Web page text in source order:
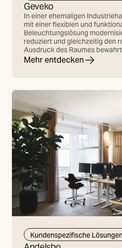
Geveko
In einer ehemaligen
mit einer flexiblen und
Beleuchtungslösung
reduziert und gleichzeitig den
Ausdruck des Raumes
Mehr entdecken
Kundenspezifische